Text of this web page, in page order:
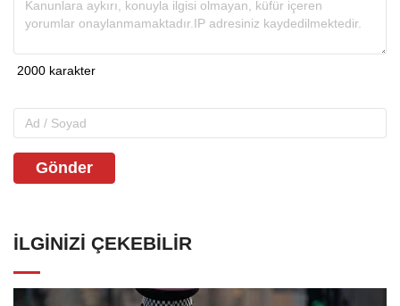
Gönder
İLGINIZI ÇEKEBILIR